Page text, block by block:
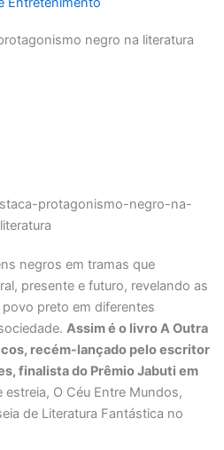
negro na literatura
negros em tramas que
presente e futuro, revelando as
preto em diferentes
Assim é o livro A Outra
recém-lançado pelo escritor
finalista do Prêmio Jabuti em
O Céu Entre Mundos,
de Literatura Fantástica no